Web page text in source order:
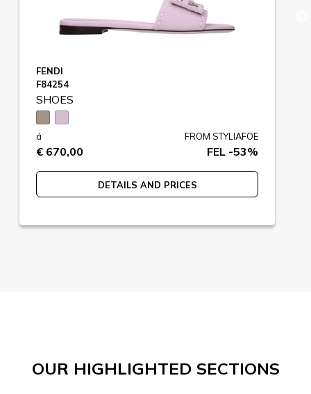
FENDI
F84254
SHOES
á
€ 670,00
FROM STYLIAFOE
FEL -53%
DETAILS AND PRICES
OUR HIGHLIGHTED SECTIONS